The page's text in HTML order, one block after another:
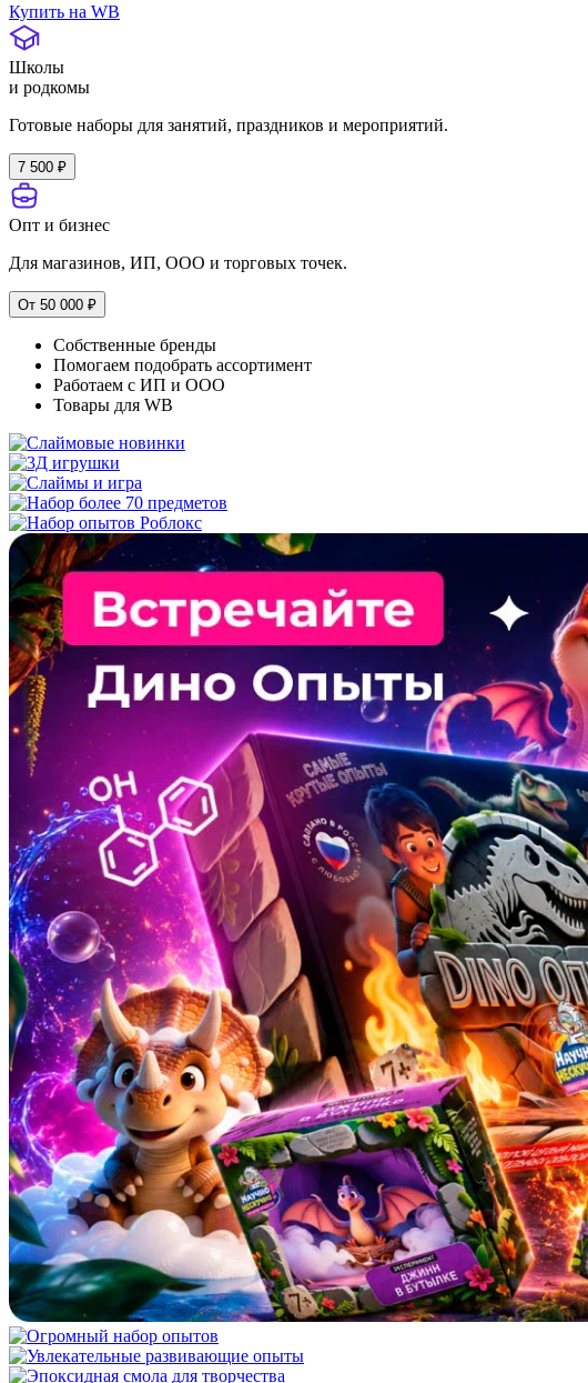
Купить на WB
Школы
и родкомы
Готовые наборы для занятий, праздников и мероприятий.
7 500 ₽
Опт и бизнес
Для магазинов, ИП, ООО и торговых точек.
От 50 000 ₽
Собственные бренды
Помогаем подобрать ассортимент
Работаем с ИП и ООО
Товары для WB